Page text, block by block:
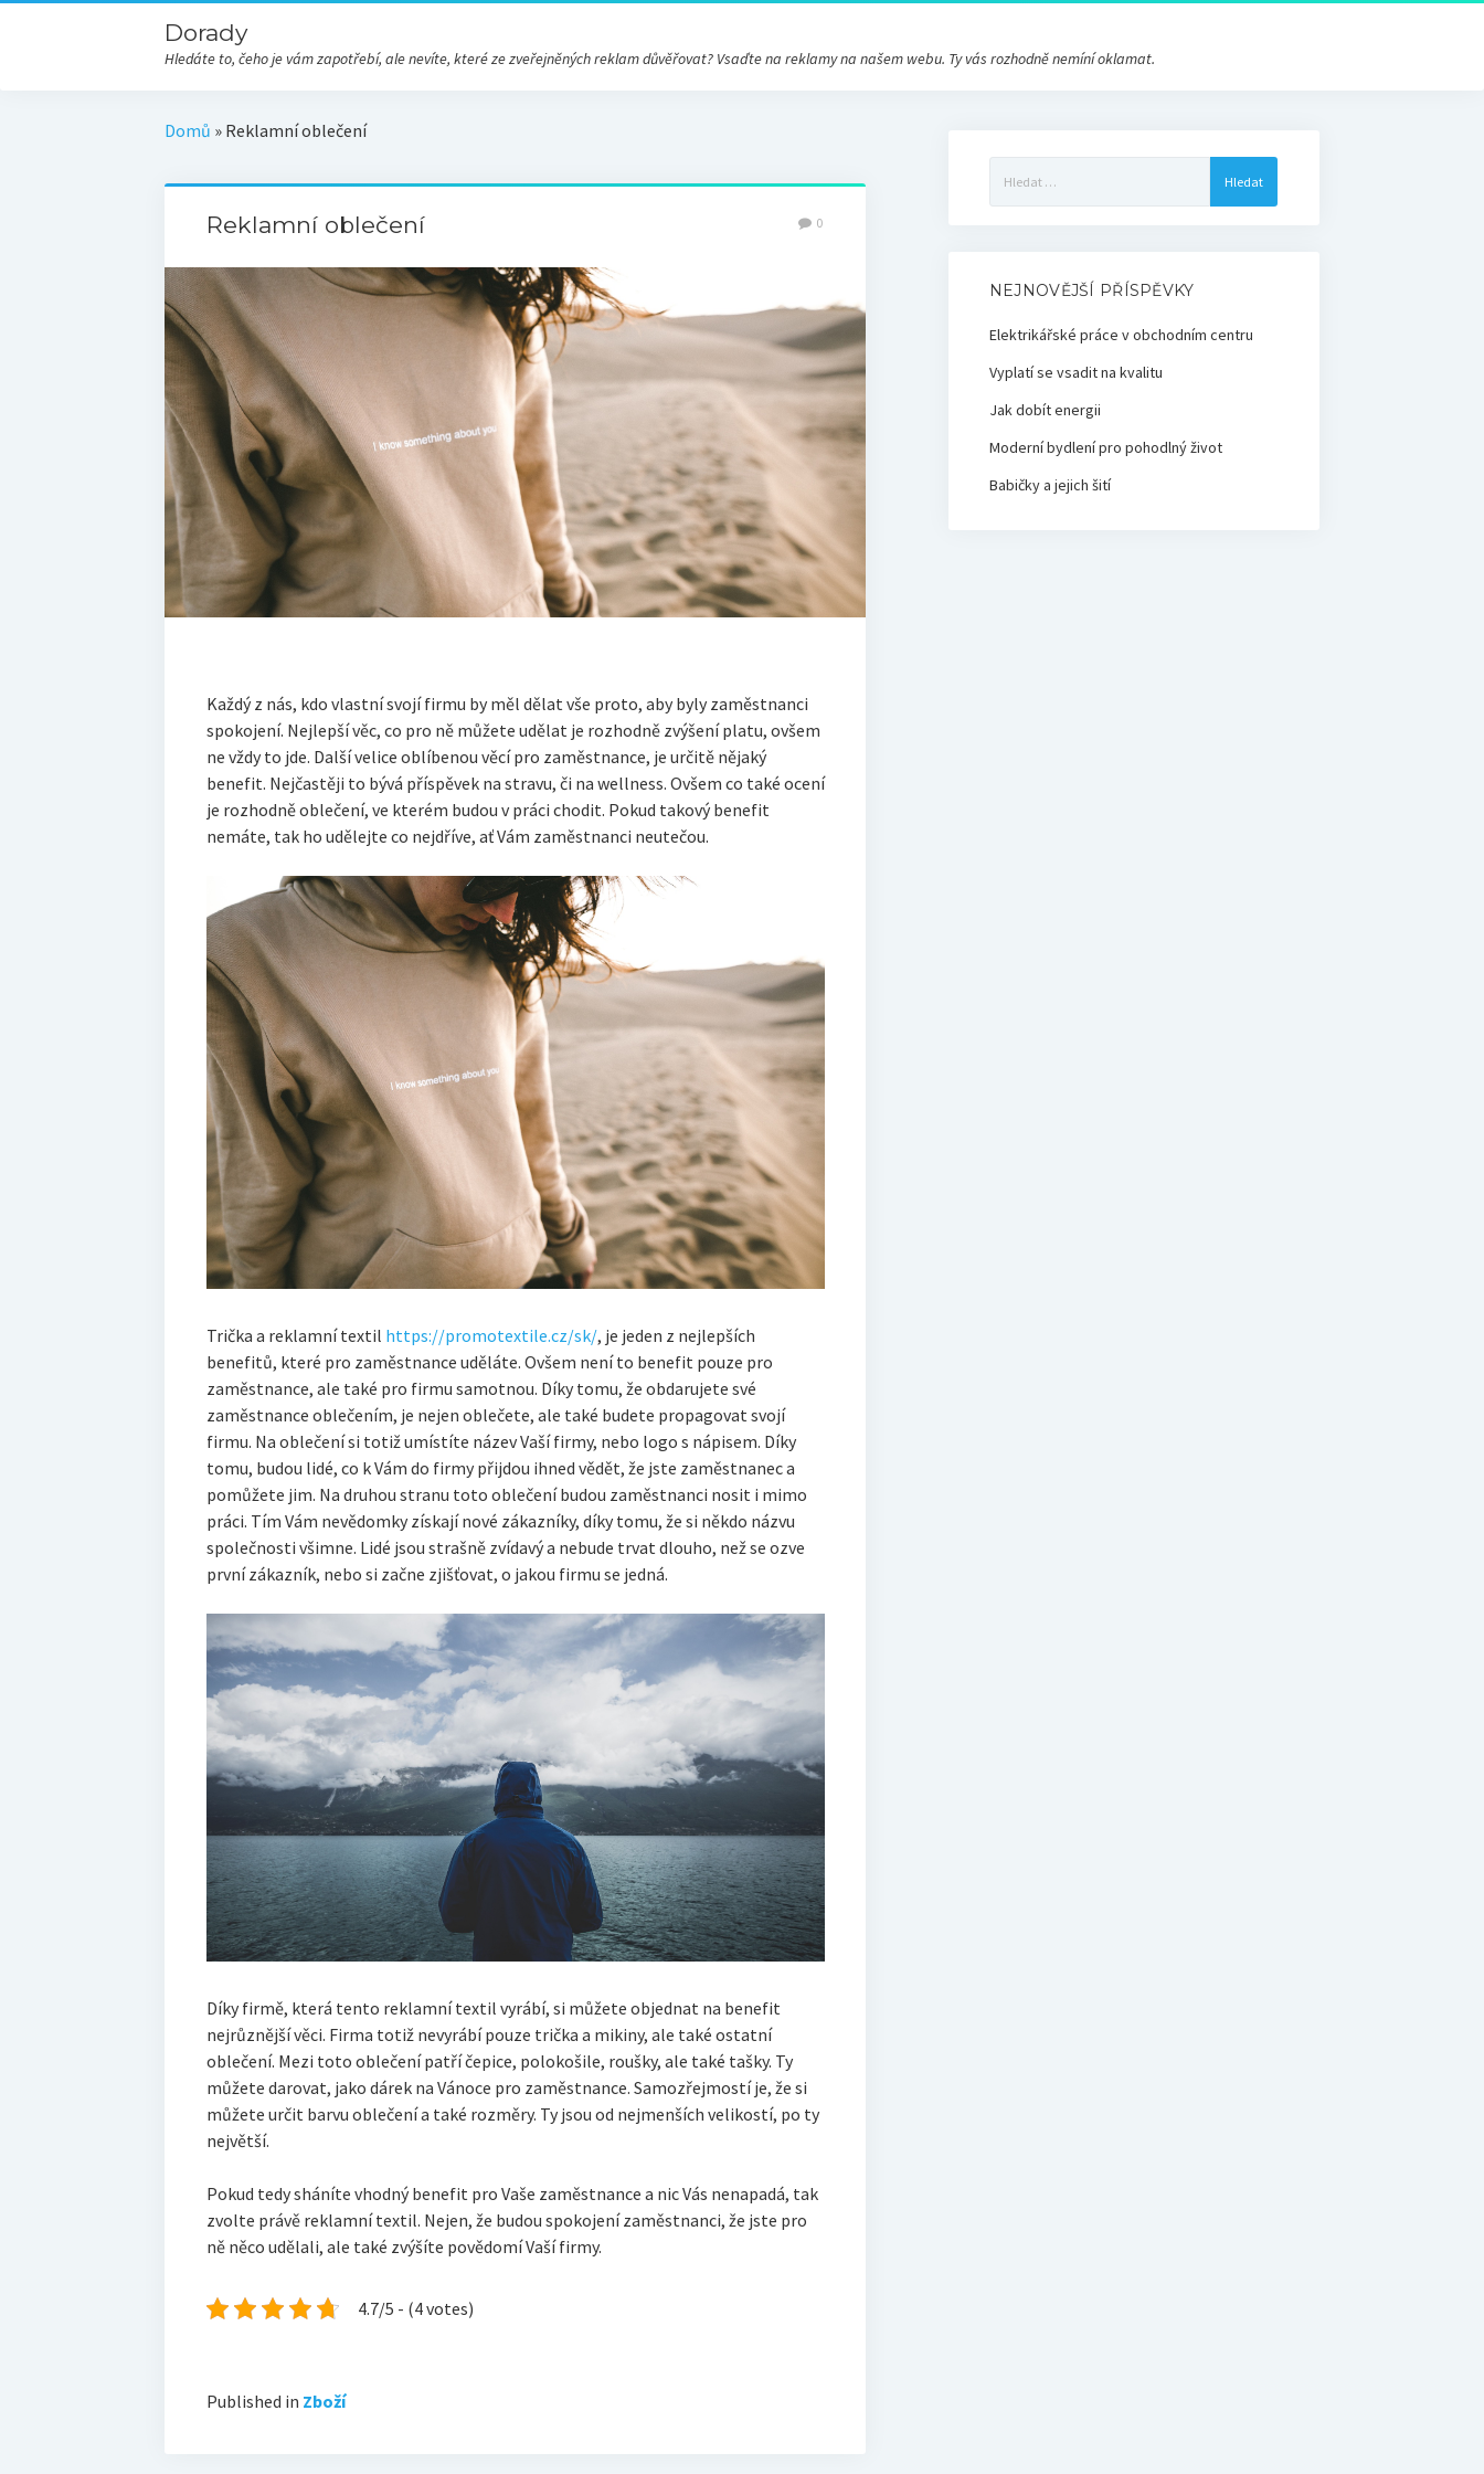
Dorady
Hledáte to, čeho je vám zapotřebí, ale nevíte, které ze zveřejněných reklam důvěřovat? Vsaďte na reklamy na našem webu. Ty vás rozhodně nemíní oklamat.
Domů » Reklamní oblečení
Reklamní oblečení 0
Každý z nás, kdo vlastní svojí firmu by měl dělat vše proto, aby byly zaměstnanci
spokojení. Nejlepší věc, co pro ně můžete udělat je rozhodně zvýšení platu, ovšem
ne vždy to jde. Další velice oblíbenou věcí pro zaměstnance, je určitě nějaký
benefit. Nejčastěji to bývá příspěvek na stravu, či na wellness. Ovšem co také ocení
je rozhodně oblečení, ve kterém budou v práci chodit. Pokud takový benefit
nemáte, tak ho udělejte co nejdříve, ať Vám zaměstnanci neutečou.
Trička a reklamní textil https://promotextile.cz/sk/, je jeden z nejlepších
benefitů, které pro zaměstnance uděláte. Ovšem není to benefit pouze pro
zaměstnance, ale také pro firmu samotnou. Díky tomu, že obdarujete své
zaměstnance oblečením, je nejen oblečete, ale také budete propagovat svojí
firmu. Na oblečení si totiž umístíte název Vaší firmy, nebo logo s nápisem. Díky
tomu, budou lidé, co k Vám do firmy přijdou ihned vědět, že jste zaměstnanec a
pomůžete jim. Na druhou stranu toto oblečení budou zaměstnanci nosit i mimo
práci. Tím Vám nevědomky získají nové zákazníky, díky tomu, že si někdo názvu
společnosti všimne. Lidé jsou strašně zvídavý a nebude trvat dlouho, než se ozve
první zákazník, nebo si začne zjišťovat, o jakou firmu se jedná.
Díky firmě, která tento reklamní textil vyrábí, si můžete objednat na benefit
nejrůznější věci. Firma totiž nevyrábí pouze trička a mikiny, ale také ostatní
oblečení. Mezi toto oblečení patří čepice, polokošile, roušky, ale také tašky. Ty
můžete darovat, jako dárek na Vánoce pro zaměstnance. Samozřejmostí je, že si
můžete určit barvu oblečení a také rozměry. Ty jsou od nejmenších velikostí, po ty
největší.
Pokud tedy sháníte vhodný benefit pro Vaše zaměstnance a nic Vás nenapadá, tak
zvolte právě reklamní textil. Nejen, že budou spokojení zaměstnanci, že jste pro
ně něco udělali, ale také zvýšíte povědomí Vaší firmy.
4.7/5 - (4 votes)
Published in Zboží
NEJNOVĚJŠÍ PŘÍSPĚVKY
Elektrikářské práce v obchodním centru
Vyplatí se vsadit na kvalitu
Jak dobít energii
Moderní bydlení pro pohodlný život
Babičky a jejich šití